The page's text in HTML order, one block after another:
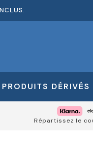
PRODUITS DÉRIVÉS
Répartissez le